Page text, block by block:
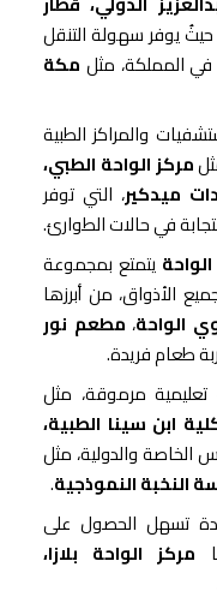
حيثُ يوفر سهولة التنقل
في المملكة، مثل مكة
والمراكز الطبية
مركز الواحة الطبي،
ميدكير، التي توفر
في حالات الطوارئ.
يتمتع بمجموعة
الأذواق، من أبرزها
الواحة، مطعم نور
طعام فريدة.
مرموقة، مثل
ابن سينا الطبية،
الخاصة والدولية، مثل
النخبة النموذجية.
تسهل الحصول على
مركز الواحة بلازا،